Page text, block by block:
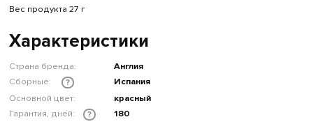
Вес продукта 27 г
Характеристики
Страна бренда:
Англия
Сборные:
?
Испания
Основной цвет:
красный
Гарантия, дней:
? 180